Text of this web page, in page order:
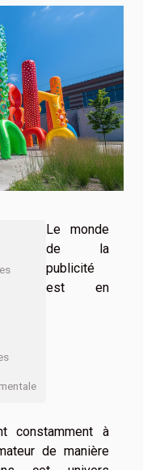
Le monde
de la
publicité
est en
constamment à
de manière